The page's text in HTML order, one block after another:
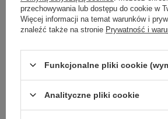
towaru w
centymetrach Więcej
towaru w
centymetrach Więcej
przechowywania lub dostępu do cookie w
Więcej informacji na temat warunków i
znaleźć także na stronie Prywatność i
Funkcjonalne pliki cookie
Analityczne pliki cookie